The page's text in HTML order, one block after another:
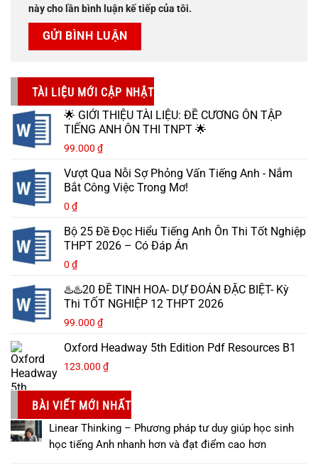
này cho lần bình luận kế tiếp của tôi.
TÀI LIỆU MỚI CẬP NHẬT
🌟 GIỚI THIỆU TÀI LIỆU: ĐỀ CƯƠNG ÔN TẬP
TIẾNG ANH ÔN THI TNPT 🌟
99.000 ₫
Vượt Qua Nỗi Sợ Phỏng Vấn Tiếng Anh - Nắm
Bắt Công Việc Trong Mơ!
0 ₫
Bộ 25 Đề Đọc Hiểu Tiếng Anh Ôn Thi Tốt Nghiệp
THPT 2026 – Có Đáp Án
0 ₫
♨️♨️20 ĐỀ TINH HOA- DỰ ĐOÁN ĐẶC BIỆT- Kỳ
Thi TỐT NGHIỆP 12 THPT 2026
99.000 ₫
Oxford Headway 5th Edition Pdf Resources B1
123.000 ₫
BÀI VIẾT MỚI NHẤT
Linear Thinking – Phương pháp tư duy giúp học sinh
học tiếng Anh nhanh hơn và đạt điểm cao hơn